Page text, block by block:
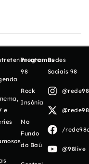
e
Programas
98
Rock
Insônia
No
Fundo
do Baú
Redes
Sociais 98
/
@98live